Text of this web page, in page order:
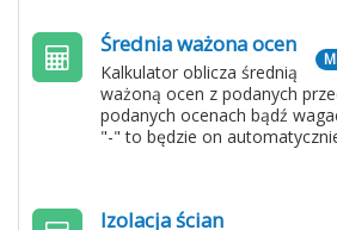
Średnia ważona ocen
Kalkulator oblicza średnią
ważoną ocen z podanych
podanych ocenach bądź
"-" to będzie on
Izolacja ścian